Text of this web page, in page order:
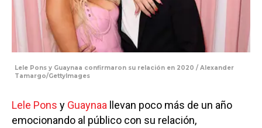
Lele Pons y Guaynaa confirmaron su relación en 2020 / Alexander
Tamargo/GettyImages
Lele Pons y Guaynaa llevan poco más de un año
emocionando al público con su relación,